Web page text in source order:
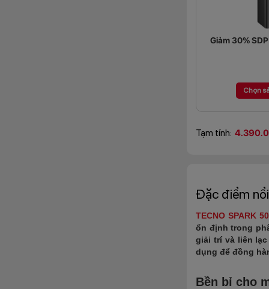
Giảm 30%
Chọn
Tạm tính:
Đặc điểm
TECNO SPARK 50
ổn định trong
giải trí và liên
dụng để đồng
Bền bỉ cho